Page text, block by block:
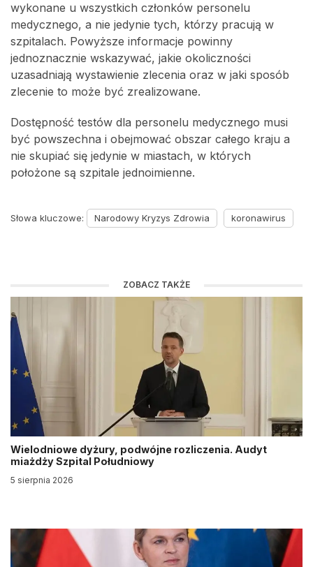
wykonane u wszystkich członków personelu
medycznego, a nie jedynie tych, którzy pracują w
szpitalach. Powyższe informacje powinny
jednoznacznie wskazywać, jakie okoliczności
uzasadniają wystawienie zlecenia oraz w jaki sposób
zlecenie to może być zrealizowane.
Dostępność testów dla personelu medycznego musi
być powszechna i obejmować obszar całego kraju a
nie skupiać się jedynie w miastach, w których
położone są szpitale jednoimienne.
Słowa kluczowe: Narodowy Kryzys Zdrowia koronawirus
ZOBACZ TAKŻE
Wielodniowe dyżury, podwójne rozliczenia. Audyt
miażdży Szpital Południowy
5 sierpnia 2026